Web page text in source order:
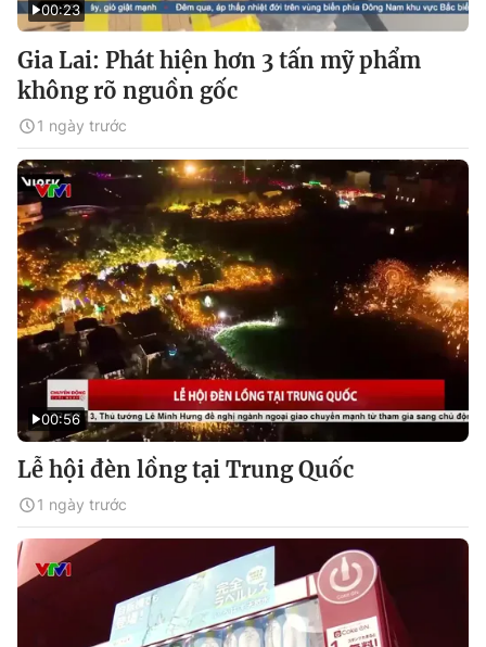
00:23
Gia Lai: Phát hiện hơn 3 tấn mỹ phẩm
không rõ nguồn gốc
1 ngày trước
00:56
Lễ hội đèn lồng tại Trung Quốc
1 ngày trước